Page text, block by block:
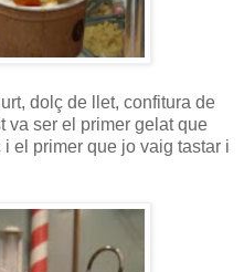
dolç de llet, confitura de
va ser el primer gelat que
el primer que jo vaig tastar i